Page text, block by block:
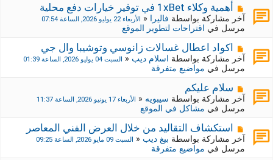
م
ش
ر
ك
ة
ج
د
د
ة
أهمية وكلاء 1xBet في توفير خيارات دفع محلية
آخر مشاركة بواسطة فاليرا « الأربعاء 22 يوليو 2026, الساعة 07:54
مرسل في اقتراحات لتطوير الموقع
م
ش
ر
ك
ة
ج
د
د
ة
اكواد اعطال غسالات زانوسي وتوشيبا وال جي
آخر مشاركة بواسطة اسلام ديب« السبت 04 يوليو 2026, الساعة 01:39
مرسل في مواضيع متفرقة
م
ش
ر
ك
ة
ج
د
سلام عليكم
آخر مشاركة بواسطة سيبويه« الأربعاء 17 يونيو 2026, الساعة 11:37
مرسل في مشاكل في الموقع
م
ش
ر
استكشاف التقاليد من خلال العرض الفني المعاصر
آخر مشاركة بواسطة بيغ ديب« السبت 09 مايو 2026, الساعة 09:25
مرسل في مواضيع متفرقة